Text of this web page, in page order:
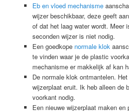
Eb en vloed mechanisme
wijzer beschikbaar, deze geeft
of dat het laag water wordt. Meer
seconden wijzer is niet nodig.
Een goedkope normale klok
te vinden waar je de plastic
mechanisme er makkelijk af kan
De normale klok ontmantelen.
wijzerplaat eruit. Ik heb alleen de
voorkant nodig.
Een nieuwe wijzerplaat maken en